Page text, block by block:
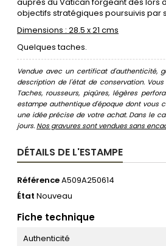
objectifs stratégiques poursuivis par
Dimensions : 28.5 x 21 cms
Quelques taches.
Vendue avec un certificat d'authenticité,
description de l'état de conservation.
Taches, rousseurs, piqûres, légères
estampe authentique d'époque dont vous
une idée précise de votre achat. Dans le
jours. Nos gravures sont vendues sans
DÉTAILS DE L'ESTAMPE
RéférenceA509A250614
État Nouveau
Fiche technique
Authenticité